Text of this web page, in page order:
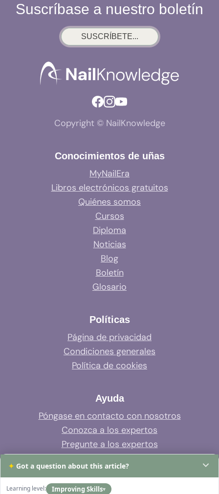
Suscríbase a nuestro boletín
SUSCRÍBETE...
Copyright © NailKnowledge
Conocimientos de uñas
MyNailEra
Libros electrónicos gratuitos
Quiénes somos
Cursos
Diploma
Noticias
Blog
Boletín
Glosario
Políticas
Página de privacidad
Condiciones generales
Política de cookies
Ayuda
Póngase en contacto con nosotros
Conozca a los expertos
Pregunte a los expertos
Soporte del sistema
Preguntas frecuentes
✦ Got a question about this article?
Learning level: Improving Skills▾